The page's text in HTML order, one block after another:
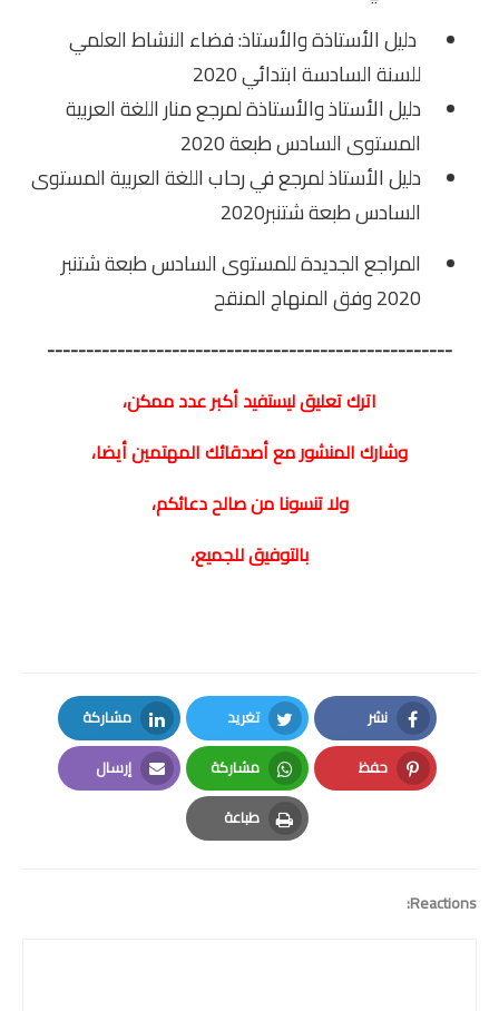
فضاء الأستاذ
وثائق الأستاذ
التوازيع السنوية
التوازيع المرحلية
دلائل بيداغوجية
الإدارة التربوية
امتحانات مهنية
التفتيش
دليل الأستاذة والأستاذ: فضاء النشاط العلمي
للسنة السادسة ابتدائي 2020
دليل الأستاذ والأستاذة لمرجع منار اللغة العربية
المستوى السادس طبعة 2020
دليل الأستاذ لمرجع في رحاب اللغة العربية المستوى
السادس طبعة شتنبر2020
المراجع الجديدة للمستوى السادس طبعة شتنبر
2020 وفق المنهاج المنقح
----------------------------------------------------
اترك تعليق ليستفيد أكبر عدد ممكن،
وشارك المنشور مع أصدقائك المهتمين أيضا،
ولا تنسونا من صالح دعائكم،
بالتوفيق للجميع،
نشر
Facebook
تغريد
Twitter
مشاركة
LinkedIn
حفظ
Pinterest
مشاركة
Whatsapp
إرسال
Email
طباعة
Print
Reactions: